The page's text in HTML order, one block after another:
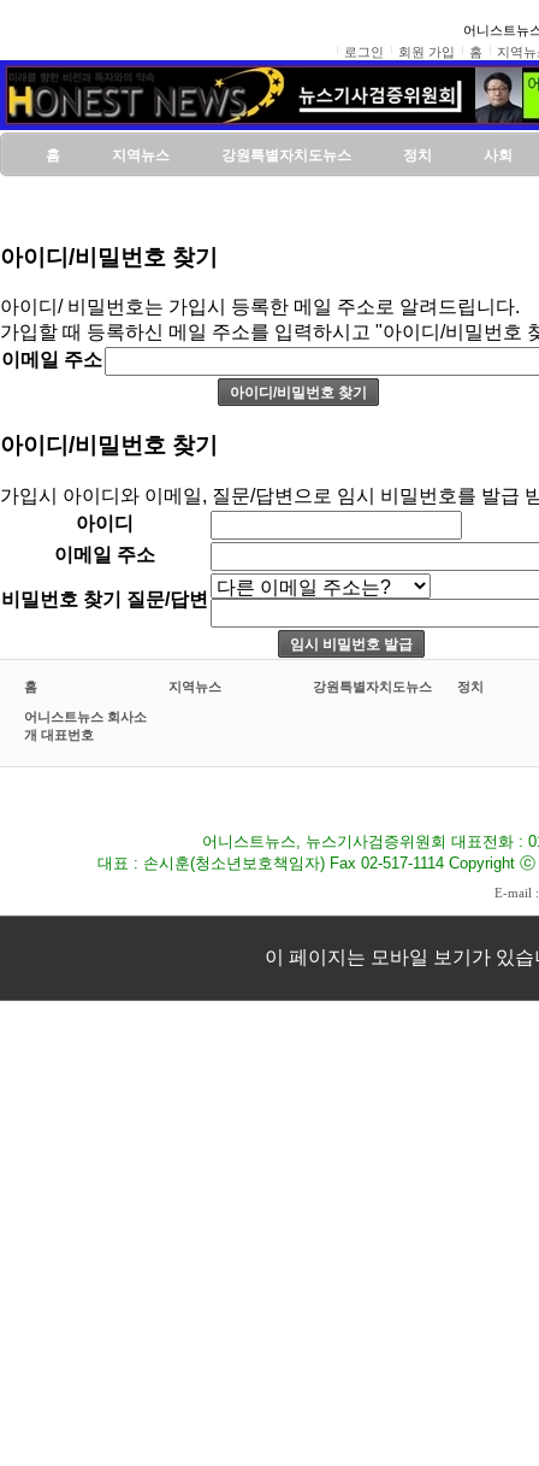
어니스트뉴
로그인
회원 가입 홈 지역뉴
홈 지역뉴스 강원특별자치도뉴스 정치 사회
아이디/비밀번호 찾기
아이디/ 비밀번호는 가입시 등록한 메일 주소로 알려드립니다.
가입할 때 등록하신 메일 주소를 입력하시고 "아이디/비밀번호
이메일 주소
아이디/비밀번호 찾기
가입시 아이디와 이메일, 질문/답변으로 임시 비밀번호를 발급
아이디
이메일 주소
비밀번호 찾기 질문/답변
홈 지역뉴스 강원특별자치도뉴스 정치
어니스트뉴스 회사소
개 대표번호
어니스트뉴스, 뉴스기사검증위원회 대표전화 :
대표 : 손시훈(청소년보호책임자) Fax 02-517-1114 Copyright
E-mail
이 페이지는 모바일 보기가 있